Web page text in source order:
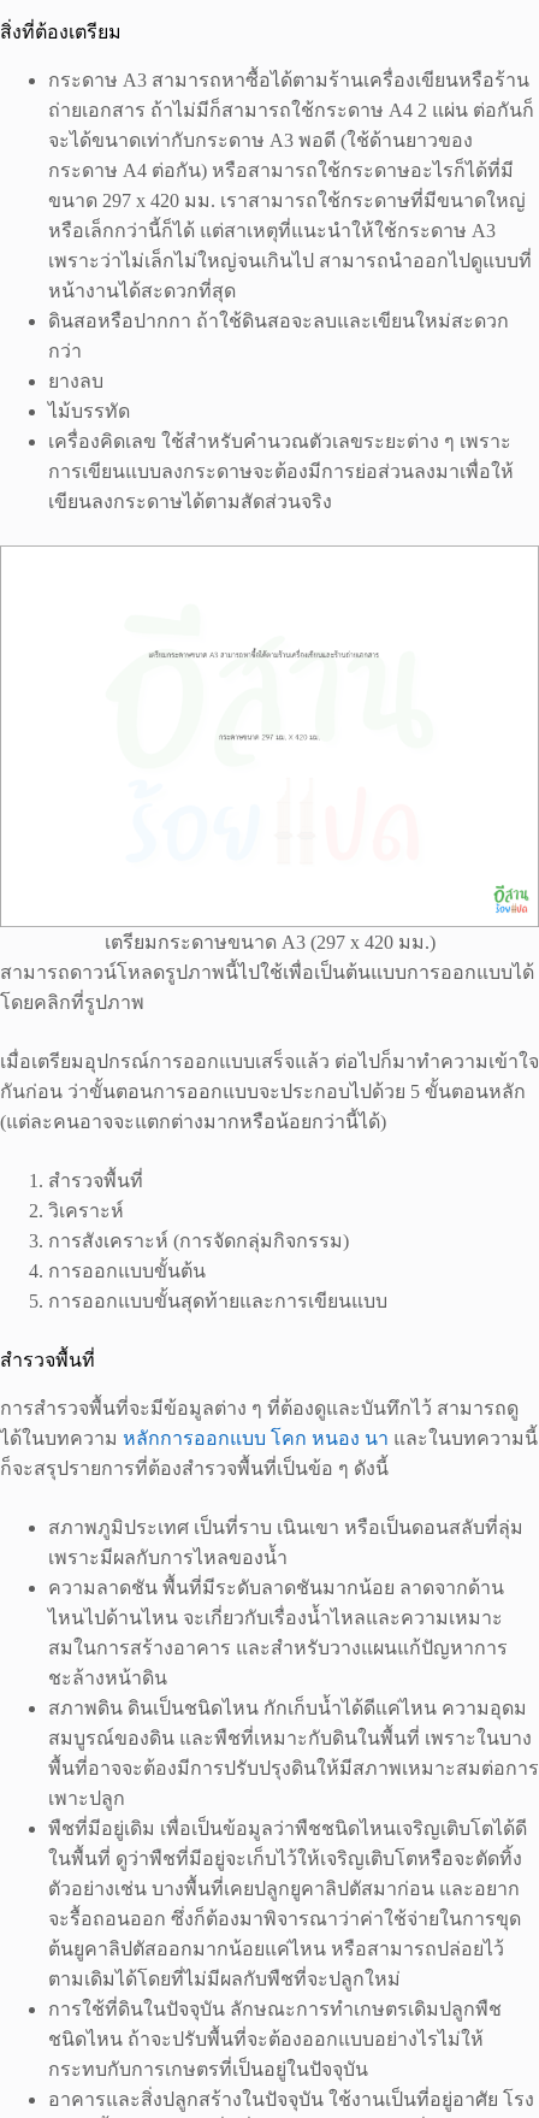
สิ่งที่ต้องเตรียม
กระดาษ A3 สามารถหาซื้อได้ตามร้านเครื่องเขียนหรือร้าน
ถ่ายเอกสาร ถ้าไม่มีก็สามารถใช้กระดาษ A4 2 แผ่น ต่อกันก็
จะได้ขนาดเท่ากับกระดาษ A3 พอดี (ใช้ด้านยาวของ
กระดาษ A4 ต่อกัน) หรือสามารถใช้กระดาษอะไรก็ได้ที่มี
ขนาด 297 x 420 มม. เราสามารถใช้กระดาษที่มีขนาดใหญ่
หรือเล็กกว่านี้ก็ได้ แต่สาเหตุที่แนะนำให้ใช้กระดาษ A3
เพราะว่าไม่เล็กไม่ใหญ่จนเกินไป สามารถนำออกไปดูแบบที่
หน้างานได้สะดวกที่สุด
ดินสอหรือปากกา ถ้าใช้ดินสอจะลบและเขียนใหม่สะดวก
กว่า
ยางลบ
ไม้บรรทัด
เครื่องคิดเลข ใช้สำหรับคำนวณตัวเลขระยะต่าง ๆ เพราะ
การเขียนแบบลงกระดาษจะต้องมีการย่อส่วนลงมาเพื่อให้
เขียนลงกระดาษได้ตามสัดส่วนจริง
เตรียมกระดาษขนาด A3 (297 x 420 มม.)
สามารถดาวน์โหลดรูปภาพนี้ไปใช้เพื่อเป็นต้นแบบการออกแบบได้
โดยคลิกที่รูปภาพ
เมื่อเตรียมอุปกรณ์การออกแบบเสร็จแล้ว ต่อไปก็มาทำความเข้าใจ
กันก่อน ว่าขั้นตอนการออกแบบจะประกอบไปด้วย 5 ขั้นตอนหลัก
(แต่ละคนอาจจะแตกต่างมากหรือน้อยกว่านี้ได้)
สำรวจพื้นที่
วิเคราะห์
การสังเคราะห์ (การจัดกลุ่มกิจกรรม)
การออกแบบขั้นต้น
การออกแบบขั้นสุดท้ายและการเขียนแบบ
สำรวจพื้นที่
การสำรวจพื้นที่จะมีข้อมูลต่าง ๆ ที่ต้องดูและบันทึกไว้ สามารถดู
ได้ในบทความ หลักการออกแบบ โคก หนอง นา และในบทความนี้
ก็จะสรุปรายการที่ต้องสำรวจพื้นที่เป็นข้อ ๆ ดังนี้
สภาพภูมิประเทศ เป็นที่ราบ เนินเขา หรือเป็นดอนสลับที่ลุ่ม
เพราะมีผลกับการไหลของน้ำ
ความลาดชัน พื้นที่มีระดับลาดชันมากน้อย ลาดจากด้าน
ไหนไปด้านไหน จะเกี่ยวกับเรื่องน้ำไหลและความเหมาะ
สมในการสร้างอาคาร และสำหรับวางแผนแก้ปัญหาการ
ชะล้างหน้าดิน
สภาพดิน ดินเป็นชนิดไหน กักเก็บน้ำได้ดีแค่ไหน ความอุดม
สมบูรณ์ของดิน และพืชที่เหมาะกับดินในพื้นที่ เพราะในบาง
พื้นที่อาจจะต้องมีการปรับปรุงดินให้มีสภาพเหมาะสมต่อการ
เพาะปลูก
พืชที่มีอยู่เดิม เพื่อเป็นข้อมูลว่าพืชชนิดไหนเจริญเติบโตได้ดี
ในพื้นที่ ดูว่าพืชที่มีอยู่จะเก็บไว้ให้เจริญเติบโตหรือจะตัดทิ้ง
ตัวอย่างเช่น บางพื้นที่เคยปลูกยูคาลิปตัสมาก่อน และอยาก
จะรื้อถอนออก ซึ่งก็ต้องมาพิจารณาว่าค่าใช้จ่ายในการขุด
ต้นยูคาลิปตัสออกมากน้อยแค่ไหน หรือสามารถปล่อยไว้
ตามเดิมได้โดยที่ไม่มีผลกับพืชที่จะปลูกใหม่
การใช้ที่ดินในปัจจุบัน ลักษณะการทำเกษตรเดิมปลูกพืช
ชนิดไหน ถ้าจะปรับพื้นที่จะต้องออกแบบอย่างไรไม่ให้
กระทบกับการเกษตรที่เป็นอยู่ในปัจจุบัน
อาคารและสิ่งปลูกสร้างในปัจจุบัน ใช้งานเป็นที่อยู่อาศัย โรง